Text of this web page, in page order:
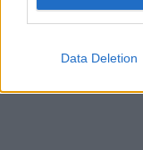
Data Deletion